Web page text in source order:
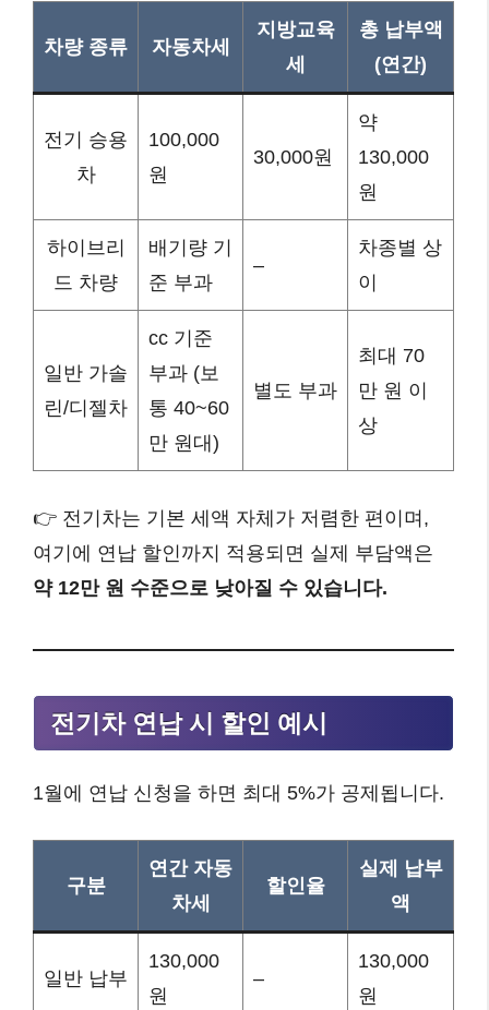
차량 종류 자동차세
지방교육
세
총 납부액
(연간)
전기 승용
차
100,000
원
30,000원
약
130,000
원
하이브리
드 차량
배기량 기
준 부과
–
차종별 상
이
일반 가솔
린/디젤차
cc 기준
부과 (보
통 40~60
만 원대)
별도 부과
최대 70
만 원 이
상
👉 전기차는 기본 세액 자체가 저렴한 편이며,
여기에 연납 할인까지 적용되면 실제 부담액은
약 12만 원 수준으로 낮아질 수 있습니다.
전기차 연납 시 할인 예시
1월에 연납 신청을 하면 최대 5%가 공제됩니다.
구분
연간 자동
차세
할인율
실제 납부
액
일반 납부
130,000
원
–
130,000
원